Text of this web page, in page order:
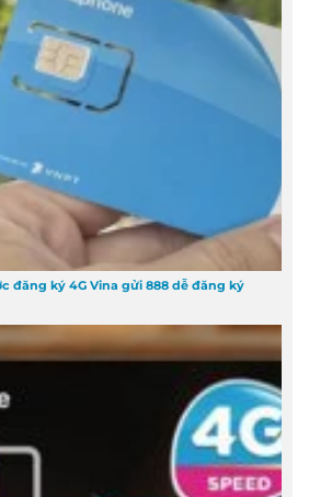
đăng ký 4G Vina gửi 888 dễ đăng ký